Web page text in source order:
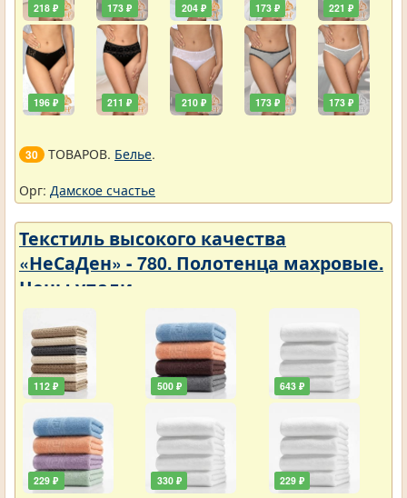
218 ₽
196 ₽
173 ₽
211 ₽
204 ₽
210 ₽
173 ₽
173 ₽
221 ₽
173 ₽
30 ТОВАРОВ. Белье.
Орг: Дамское счастье
Текстиль высокого качества
«НеСаДен» - 780. Полотенца махровые.
Цены упали
112 ₽
229 ₽
500 ₽
330 ₽
643 ₽
229 ₽